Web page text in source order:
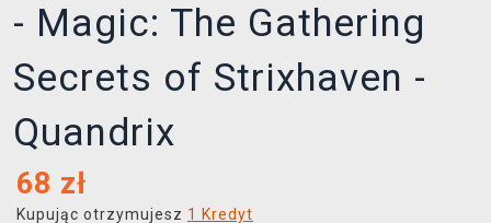
- Magic: The Gathering
Secrets of Strixhaven -
Quandrix
68 zł
Kupując otrzymujesz 1 Kredyt